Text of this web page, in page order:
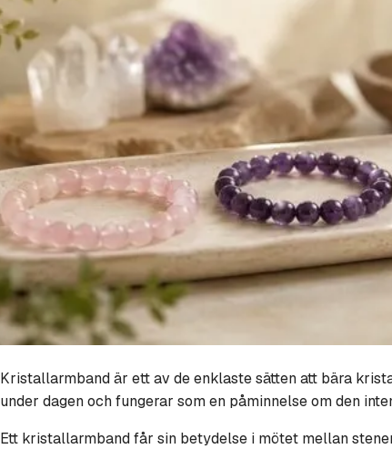
Kristallarmband är ett av de enklaste sätten att bära
under dagen och fungerar som en påminnelse om den
Ett kristallarmband får sin betydelse i mötet mellan